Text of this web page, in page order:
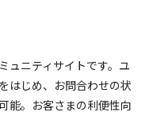
ニティサイトです。 ユ
はじめ、お問合わせの状
能。 お客さまの利便性向